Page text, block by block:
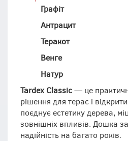
Графіт
Антрацит
Теракот
Венге
Натур
Tardex Classic— це
рішення для терас і
поєднує естетику дерева,
зовнішніх впливів. Дошка
надійність на багато років.